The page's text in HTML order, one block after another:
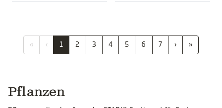
« ‹ 1 2 3 4 5 6 7 › »
Pflanzen